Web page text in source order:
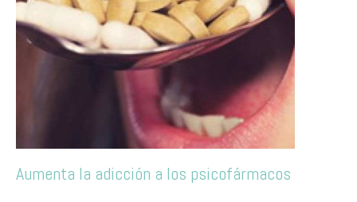
Aumenta la adicción a los psicofármacos